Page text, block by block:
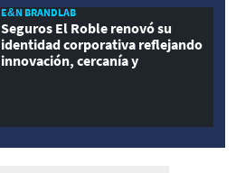
E&N BRANDLAB
Seguros El Roble renovó su
identidad corporativa reflejando
innovación, cercanía y